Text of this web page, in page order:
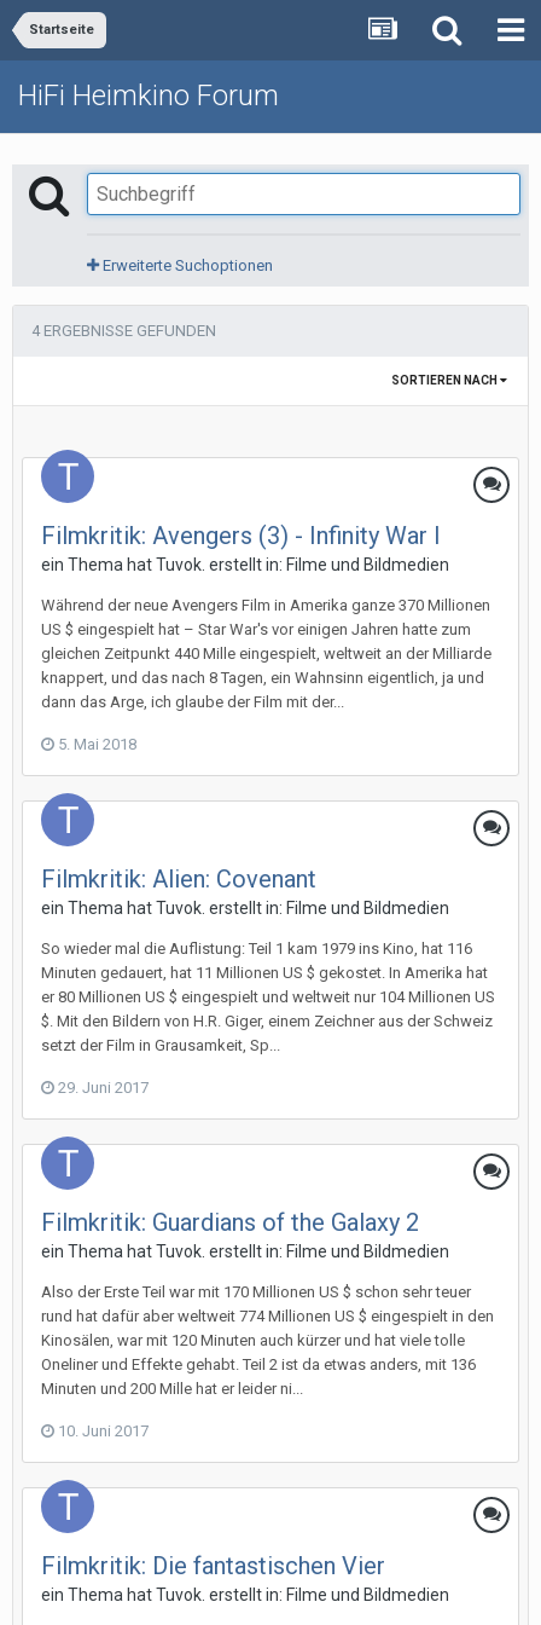
Startseite
HiFi Heimkino Forum
Erweiterte Suchoptionen
4 ERGEBNISSE GEFUNDEN
SORTIEREN NACH
Filmkritik: Avengers (3) - Infinity War I
ein Thema hatTuvok. erstellt in: Filme und Bildmedien
Während der neue Avengers Film in Amerika ganze 370 Millionen
US $ eingespielt hat – Star War's vor einigen Jahren hatte zum
gleichen Zeitpunkt 440 Mille eingespielt, weltweit an der Milliarde
knappert, und das nach 8 Tagen, ein Wahnsinn eigentlich, ja und
dann das Arge, ich glaube der Film mit der...
5. Mai 2018
Filmkritik: Alien: Covenant
ein Thema hatTuvok. erstellt in: Filme und Bildmedien
So wieder mal die Auflistung: Teil 1 kam 1979 ins Kino, hat 116
Minuten gedauert, hat 11 Millionen US $ gekostet. In Amerika hat
er 80 Millionen US $ eingespielt und weltweit nur 104 Millionen US
$. Mit den Bildern von H.R. Giger, einem Zeichner aus der Schweiz
setzt der Film in Grausamkeit, Sp...
29. Juni 2017
Filmkritik: Guardians of the Galaxy 2
ein Thema hatTuvok. erstellt in: Filme und Bildmedien
Also der Erste Teil war mit 170 Millionen US $ schon sehr teuer
rund hat dafür aber weltweit 774 Millionen US $ eingespielt in den
Kinosälen, war mit 120 Minuten auch kürzer und hat viele tolle
Oneliner und Effekte gehabt. Teil 2 ist da etwas anders, mit 136
Minuten und 200 Mille hat er leider ni...
10. Juni 2017
Filmkritik: Die fantastischen Vier
ein Thema hatTuvok. erstellt in: Filme und Bildmedien